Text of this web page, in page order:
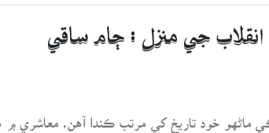
جي منزل : ڄام ساقي
ماڻهو خود تاريخ کي مرتب ڪندا آهن. معاشري